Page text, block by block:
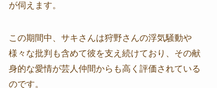
が伺えます。
この期間中、サキさんは狩野さんの浮気騒動や
様々な批判も含めて彼を支え続けており、その献
身的な愛情が芸人仲間からも高く評価されている
のです。